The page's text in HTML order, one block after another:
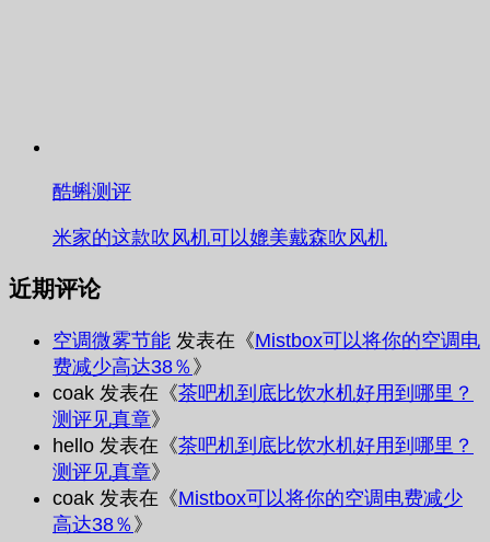
酷蝌测评
米家的这款吹风机可以媲美戴森吹风机
近期评论
空调微雾节能 发表在《Mistbox可以将你的空调电
费减少高达38％ 》
coak 发表在《茶吧机到底比饮水机好用到哪里？
测评见真章》
hello 发表在《茶吧机到底比饮水机好用到哪里？
测评见真章》
coak 发表在《Mistbox可以将你的空调电费减少
高达38％ 》